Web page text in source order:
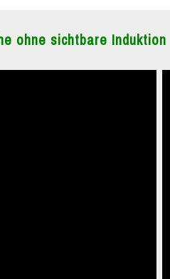
ohne sichtbare Induktion